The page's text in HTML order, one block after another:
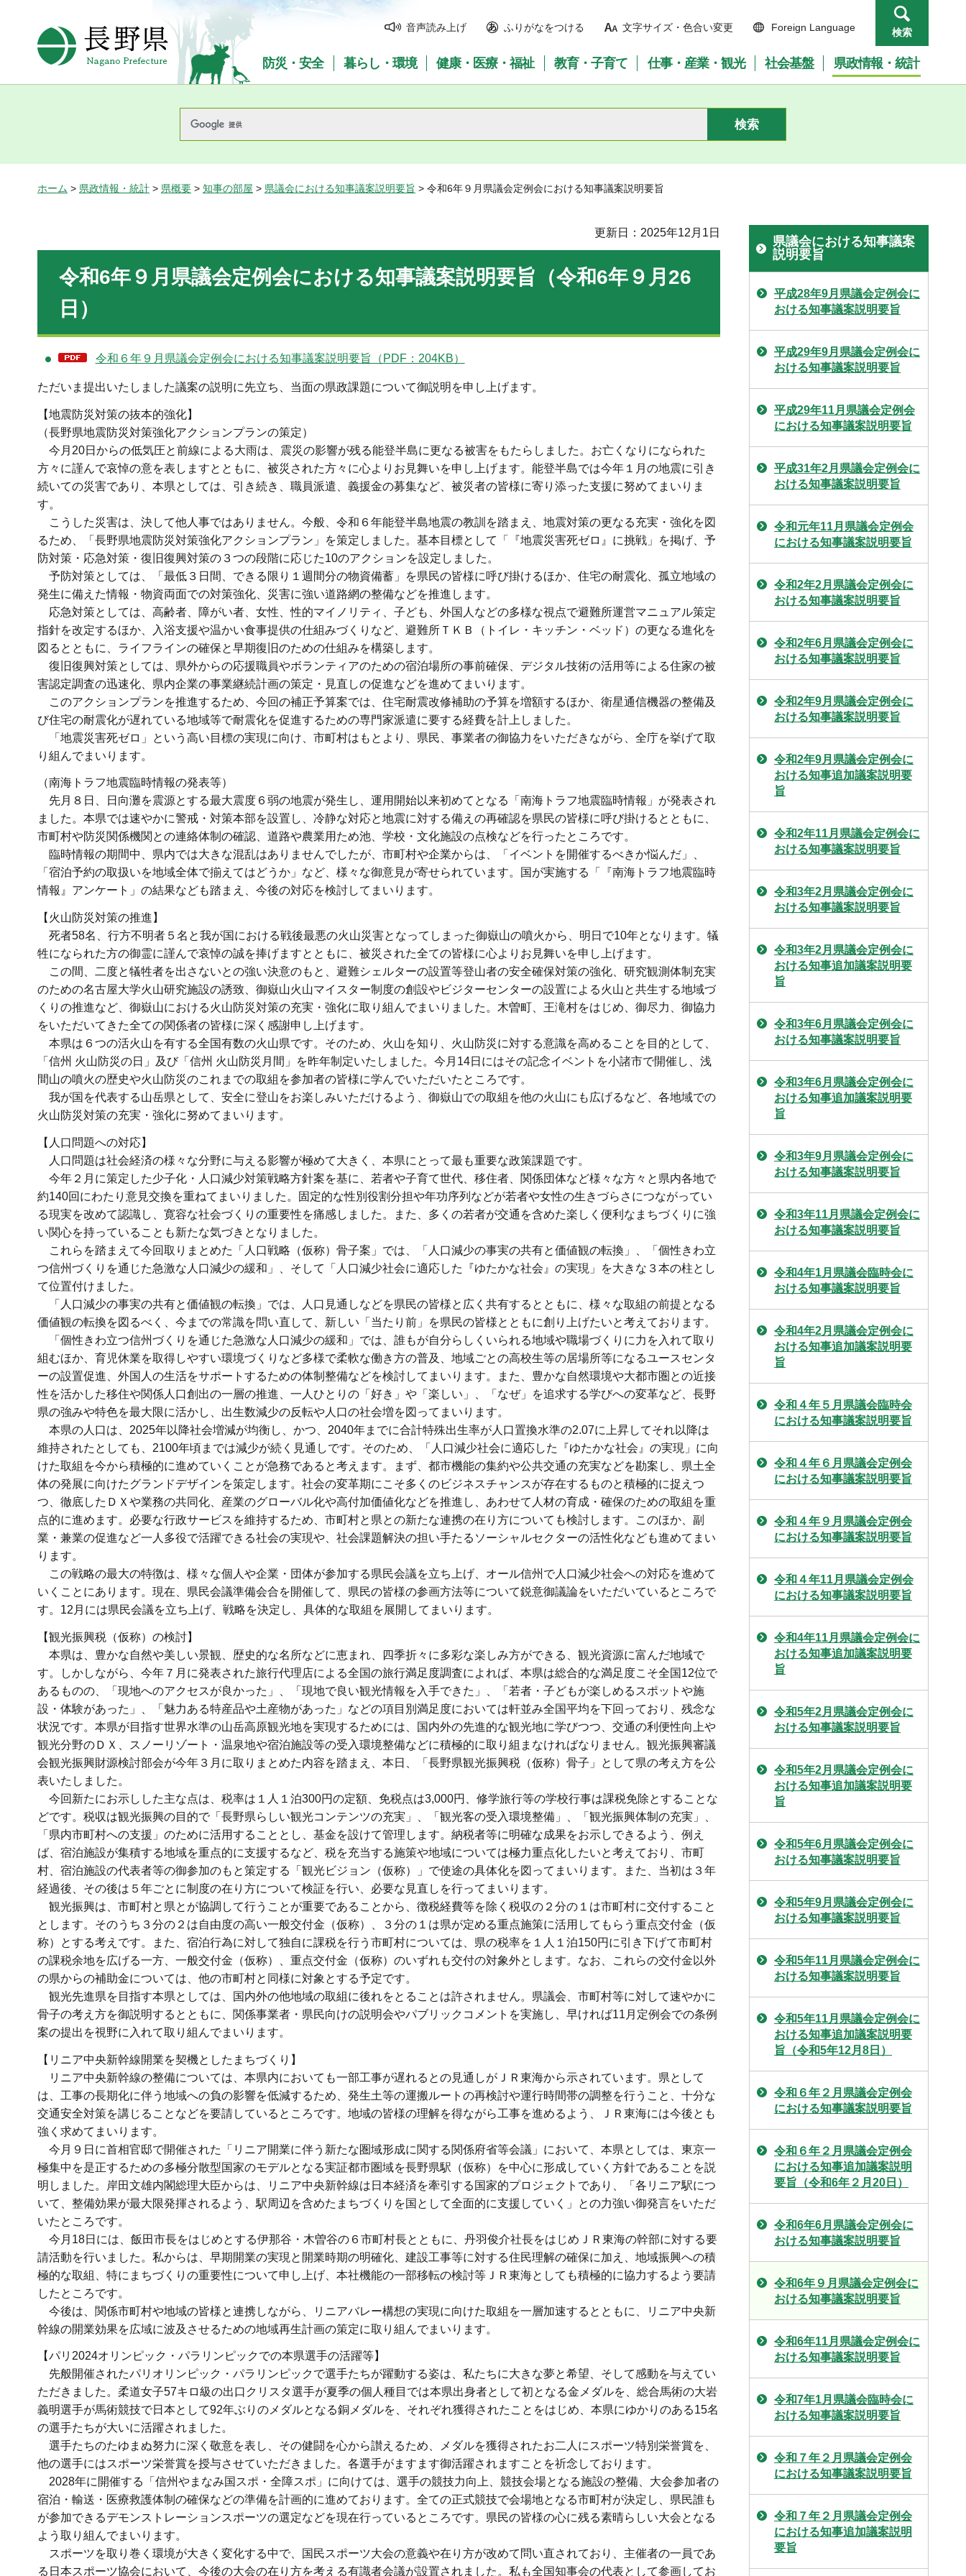
長野県Nagano Prefecture
音声読み上げ ふりがなをつける 文字サイズ・色合い変更 Foreign Language 検索
防災・安全 暮らし・環境 健康・医療・福祉 教育・子育て 仕事・産業・観光 社会基盤 県政情報・統計
ホーム > 県政情報・統計 > 県概要 > 知事の部屋 > 県議会における知事議案説明要旨 > 令和6年９月県議会定例会における知事議案説明要旨
更新日：2025年12月1日
令和6年９月県議会定例会における知事議案説明要旨（令和6年９月26
日）
令和６年９月県議会定例会における知事議案説明要旨（PDF：204KB）
ただいま提出いたしました議案の説明に先立ち、当面の県政課題について御説明を申し上げます。
【地震防災対策の抜本的強化】
（長野県地震防災対策強化アクションプランの策定）
今月20日からの低気圧と前線による大雨は、震災の影響が残る能登半島に更なる被害をもたらしました。お亡くなりになられた
方々に謹んで哀悼の意を表しますとともに、被災された方々に心よりお見舞いを申し上げます。能登半島では今年１月の地震に引き
続いての災害であり、本県としては、引き続き、職員派遣、義援金の募集など、被災者の皆様に寄り添った支援に努めてまいりま
す。
こうした災害は、決して他人事ではありません。今般、令和６年能登半島地震の教訓を踏まえ、地震対策の更なる充実・強化を図
るため、「長野県地震防災対策強化アクションプラン」を策定しました。基本目標として「『地震災害死ゼロ』に挑戦」を掲げ、予
防対策・応急対策・復旧復興対策の３つの段階に応じた10のアクションを設定しました。
予防対策としては、「最低３日間、できる限り１週間分の物資備蓄」を県民の皆様に呼び掛けるほか、住宅の耐震化、孤立地域の
発生に備えた情報・物資両面での対策強化、災害に強い道路網の整備などを推進します。
応急対策としては、高齢者、障がい者、女性、性的マイノリティ、子ども、外国人などの多様な視点で避難所運営マニュアル策定
指針を改定するほか、入浴支援や温かい食事提供の仕組みづくりなど、避難所ＴＫＢ（トイレ・キッチン・ベッド）の更なる進化を
図るとともに、ライフラインの確保と早期復旧のための仕組みを構築します。
復旧復興対策としては、県外からの応援職員やボランティアのための宿泊場所の事前確保、デジタル技術の活用等による住家の被
害認定調査の迅速化、県内企業の事業継続計画の策定・見直しの促進などを進めてまいります。
このアクションプランを推進するため、今回の補正予算案では、住宅耐震改修補助の予算を増額するほか、衛星通信機器の整備及
び住宅の耐震化が遅れている地域等で耐震化を促進するための専門家派遣に要する経費を計上しました。
「地震災害死ゼロ」という高い目標の実現に向け、市町村はもとより、県民、事業者の御協力をいただきながら、全庁を挙げて取
り組んでまいります。
（南海トラフ地震臨時情報の発表等）
先月８日、日向灘を震源とする最大震度６弱の地震が発生し、運用開始以来初めてとなる「南海トラフ地震臨時情報」が発表され
ました。本県では速やかに警戒・対策本部を設置し、冷静な対応と地震に対する備えの再確認を県民の皆様に呼び掛けるとともに、
市町村や防災関係機関との連絡体制の確認、道路や農業用ため池、学校・文化施設の点検などを行ったところです。
臨時情報の期間中、県内では大きな混乱はありませんでしたが、市町村や企業からは、「イベントを開催するべきか悩んだ」、
「宿泊予約の取扱いを地域全体で揃えてはどうか」など、様々な御意見が寄せられています。国が実施する「『南海トラフ地震臨時
情報』アンケート」の結果なども踏まえ、今後の対応を検討してまいります。
【火山防災対策の推進】
死者58名、行方不明者５名と我が国における戦後最悪の火山災害となってしまった御嶽山の噴火から、明日で10年となります。犠
牲になられた方の御霊に謹んで哀悼の誠を捧げますとともに、被災された全ての皆様に心よりお見舞いを申し上げます。
この間、二度と犠牲者を出さないとの強い決意のもと、避難シェルターの設置等登山者の安全確保対策の強化、研究観測体制充実
のための名古屋大学火山研究施設の誘致、御嶽山火山マイスター制度の創設やビジターセンターの設置による火山と共生する地域づ
くりの推進など、御嶽山における火山防災対策の充実・強化に取り組んでまいりました。木曽町、王滝村をはじめ、御尽力、御協力
をいただいてきた全ての関係者の皆様に深く感謝申し上げます。
本県は６つの活火山を有する全国有数の火山県です。そのため、火山を知り、火山防災に対する意識を高めることを目的として、
「信州 火山防災の日」及び「信州 火山防災月間」を昨年制定いたしました。今月14日にはその記念イベントを小諸市で開催し、浅
間山の噴火の歴史や火山防災のこれまでの取組を参加者の皆様に学んでいただいたところです。
我が国を代表する山岳県として、安全に登山をお楽しみいただけるよう、御嶽山での取組を他の火山にも広げるなど、各地域での
火山防災対策の充実・強化に努めてまいります。
【人口問題への対応】
人口問題は社会経済の様々な分野に与える影響が極めて大きく、本県にとって最も重要な政策課題です。
今年２月に策定した少子化・人口減少対策戦略方針案を基に、若者や子育て世代、移住者、関係団体など様々な方々と県内各地で
約140回にわたり意見交換を重ねてまいりました。固定的な性別役割分担や年功序列などが若者や女性の生きづらさにつながってい
る現実を改めて認識し、寛容な社会づくりの重要性を痛感しました。また、多くの若者が交通を含めた楽しく便利なまちづくりに強
い関心を持っていることも新たな気づきとなりました。
これらを踏まえて今回取りまとめた「人口戦略（仮称）骨子案」では、「人口減少の事実の共有と価値観の転換」、「個性きわ立
つ信州づくりを通じた急激な人口減少の緩和」、そして「人口減少社会に適応した『ゆたかな社会』の実現」を大きな３本の柱とし
て位置付けました。
「人口減少の事実の共有と価値観の転換」では、人口見通しなどを県民の皆様と広く共有するとともに、様々な取組の前提となる
価値観の転換を図るべく、今までの常識を問い直して、新しい「当たり前」を県民の皆様とともに創り上げたいと考えております。
「個性きわ立つ信州づくりを通じた急激な人口減少の緩和」では、誰もが自分らしくいられる地域や職場づくりに力を入れて取り
組むほか、育児休業を取得しやすい環境づくりなど多様で柔軟な働き方の普及、地域ごとの高校生等の居場所等になるユースセンタ
ーの設置促進、外国人の生活をサポートするための体制整備などを検討してまいります。また、豊かな自然環境や大都市圏との近接
性を活かした移住や関係人口創出の一層の推進、一人ひとりの「好き」や「楽しい」、「なぜ」を追求する学びへの変革など、長野
県の強みや特色を最大限に活かし、出生数減少の反転や人口の社会増を図ってまいります。
本県の人口は、2025年以降社会増減が均衡し、かつ、2040年までに合計特殊出生率が人口置換水準の2.07に上昇してそれ以降は
維持されたとしても、2100年頃までは減少が続く見通しです。そのため、「人口減少社会に適応した『ゆたかな社会』の実現」に向
けた取組を今から積極的に進めていくことが急務であると考えます。まず、都市機能の集約や公共交通の充実などを勘案し、県土全
体の発展に向けたグランドデザインを策定します。社会の変革期にこそ多くのビジネスチャンスが存在するものと積極的に捉えつ
つ、徹底したＤＸや業務の共同化、産業のグローバル化や高付加価値化などを推進し、あわせて人材の育成・確保のための取組を重
点的に進めます。必要な行政サービスを維持するため、市町村と県との新たな連携の在り方についても検討します。このほか、副
業・兼業の促進など一人多役で活躍できる社会の実現や、社会課題解決の担い手たるソーシャルセクターの活性化なども進めてまい
ります。
この戦略の最大の特徴は、様々な個人や企業・団体が参加する県民会議を立ち上げ、オール信州で人口減少社会への対応を進めて
いくことにあります。現在、県民会議準備会合を開催して、県民の皆様の参画方法等について鋭意御議論をいただいているところで
す。12月には県民会議を立ち上げ、戦略を決定し、具体的な取組を展開してまいります。
【観光振興税（仮称）の検討】
本県は、豊かな自然や美しい景観、歴史的な名所などに恵まれ、四季折々に多彩な楽しみ方ができる、観光資源に富んだ地域で
す。しかしながら、今年７月に発表された旅行代理店による全国の旅行満足度調査によれば、本県は総合的な満足度こそ全国12位で
あるものの、「現地へのアクセスが良かった」、「現地で良い観光情報を入手できた」、「若者・子どもが楽しめるスポットや施
設・体験があった」、「魅力ある特産品や土産物があった」などの項目別満足度においては軒並み全国平均を下回っており、残念な
状況です。本県が目指す世界水準の山岳高原観光地を実現するためには、国内外の先進的な観光地に学びつつ、交通の利便性向上や
観光分野のＤＸ、スノーリゾート・温泉地や宿泊施設等の受入環境整備などに積極的に取り組まなければなりません。観光振興審議
会観光振興財源検討部会が今年３月に取りまとめた内容を踏まえ、本日、「長野県観光振興税（仮称）骨子」として県の考え方を公
表いたしました。
今回新たにお示しした主な点は、税率は１人１泊300円の定額、免税点は3,000円、修学旅行等の学校行事は課税免除とすることな
どです。税収は観光振興の目的で「長野県らしい観光コンテンツの充実」、「観光客の受入環境整備」、「観光振興体制の充実」、
「県内市町村への支援」のために活用することとし、基金を設けて管理します。納税者等に明確な成果をお示しできるよう、例え
ば、宿泊施設が集積する地域を重点的に支援するなど、税を充当する施策や地域については極力重点化したいと考えており、市町
村、宿泊施設の代表者等の御参加のもと策定する「観光ビジョン（仮称）」で使途の具体化を図ってまいります。また、当初は３年
経過後、その後は５年ごとに制度の在り方について検証を行い、必要な見直しを行ってまいります。
観光振興は、市町村と県とが協調して行うことが重要であることから、徴税経費等を除く税収の２分の１は市町村に交付すること
とします。そのうち３分の２は自由度の高い一般交付金（仮称）、３分の１は県が定める重点施策に活用してもらう重点交付金（仮
称）とする考えです。また、宿泊行為に対して独自に課税を行う市町村については、県の税率を１人１泊150円に引き下げて市町村
の課税余地を広げる一方、一般交付金（仮称）、重点交付金（仮称）のいずれも交付の対象外とします。なお、これらの交付金以外
の県からの補助金については、他の市町村と同様に対象とする予定です。
観光先進県を目指す本県としては、国内外の他地域の取組に後れをとることは許されません。県議会、市町村等に対して速やかに
骨子の考え方を御説明するとともに、関係事業者・県民向けの説明会やパブリックコメントを実施し、早ければ11月定例会での条例
案の提出を視野に入れて取り組んでまいります。
【リニア中央新幹線開業を契機としたまちづくり】
リニア中央新幹線の整備については、本県内においても一部工事が遅れるとの見通しがＪＲ東海から示されています。県として
は、工事の長期化に伴う地域への負の影響を低減するため、発生土等の運搬ルートの再検討や運行時間帯の調整を行うこと、十分な
交通安全対策を講じることなどを要請しているところです。地域の皆様の理解を得ながら工事を進めるよう、ＪＲ東海には今後とも
強く求めてまいります。
今月９日に首相官邸で開催された「リニア開業に伴う新たな圏域形成に関する関係府省等会議」において、本県としては、東京一
極集中を是正するための多極分散型国家のモデルとなる実証都市圏域を長野県駅（仮称）を中心に形成していく方針であることを説
明しました。岸田文雄内閣総理大臣からは、リニア中央新幹線は日本経済を牽引する国家的プロジェクトであり、「各リニア駅につ
いて、整備効果が最大限発揮されるよう、駅周辺を含めたまちづくりを国として全面的に支援していく」との力強い御発言をいただ
いたところです。
今月18日には、飯田市長をはじめとする伊那谷・木曽谷の６市町村長とともに、丹羽俊介社長をはじめＪＲ東海の幹部に対する要
請活動を行いました。私からは、早期開業の実現と開業時期の明確化、建設工事等に対する住民理解の確保に加え、地域振興への積
極的な取組、特にまちづくりの重要性について申し上げ、本社機能の一部移転の検討等ＪＲ東海としても積極的に協力するよう要請
したところです。
今後は、関係市町村や地域の皆様と連携しながら、リニアバレー構想の実現に向けた取組を一層加速するとともに、リニア中央新
幹線の開業効果を広域に波及させるための地域再生計画の策定に取り組んでまいります。
【パリ2024オリンピック・パラリンピックでの本県選手の活躍等】
先般開催されたパリオリンピック・パラリンピックで選手たちが躍動する姿は、私たちに大きな夢と希望、そして感動を与えてい
ただきました。柔道女子57キロ級の出口クリスタ選手が夏季の個人種目では本県出身者として初となる金メダルを、総合馬術の大岩
義明選手が馬術競技で日本として92年ぶりのメダルとなる銅メダルを、それぞれ獲得されたことをはじめ、本県にゆかりのある15名
の選手たちが大いに活躍されました。
選手たちのたゆまぬ努力に深く敬意を表し、その健闘を心から讃えるため、メダルを獲得されたお二人にスポーツ特別栄誉賞を、
他の選手にはスポーツ栄誉賞を授与させていただきました。各選手がますます御活躍されますことを祈念しております。
2028年に開催する「信州やまなみ国スポ・全障スポ」に向けては、選手の競技力向上、競技会場となる施設の整備、大会参加者の
宿泊・輸送・医療救護体制の確保などの準備を計画的に進めております。全ての正式競技で会場地となる市町村が決定し、県民誰も
が参加できるデモンストレーションスポーツの選定などを現在行っているところです。県民の皆様の心に残る素晴らしい大会となる
よう取り組んでまいります。
スポーツを取り巻く環境が大きく変化する中で、国民スポーツ大会の意義や在り方が改めて問い直されており、主催者の一員であ
る日本スポーツ協会において、今後の大会の在り方を考える有識者会議が設置されました。私も全国知事会の代表として参画してお
県議会における知事議案
説明要旨
平成28年9月県議会定例会に
おける知事議案説明要旨
平成29年9月県議会定例会に
おける知事議案説明要旨
平成29年11月県議会定例会
における知事議案説明要旨
平成31年2月県議会定例会に
おける知事議案説明要旨
令和元年11月県議会定例会
における知事議案説明要旨
令和2年2月県議会定例会に
おける知事議案説明要旨
令和2年6月県議会定例会に
おける知事議案説明要旨
令和2年9月県議会定例会に
おける知事議案説明要旨
令和2年9月県議会定例会に
おける知事追加議案説明要
旨
令和2年11月県議会定例会に
おける知事議案説明要旨
令和3年2月県議会定例会に
おける知事議案説明要旨
令和3年2月県議会定例会に
おける知事追加議案説明要
旨
令和3年6月県議会定例会に
おける知事議案説明要旨
令和3年6月県議会定例会に
おける知事追加議案説明要
旨
令和3年9月県議会定例会に
おける知事議案説明要旨
令和3年11月県議会定例会に
おける知事議案説明要旨
令和4年1月県議会臨時会に
おける知事議案説明要旨
令和4年2月県議会定例会に
おける知事追加議案説明要
旨
令和４年５月県議会臨時会
における知事議案説明要旨
令和４年６月県議会定例会
における知事議案説明要旨
令和４年９月県議会定例会
における知事議案説明要旨
令和４年11月県議会定例会
における知事議案説明要旨
令和4年11月県議会定例会に
おける知事追加議案説明要
旨
令和5年2月県議会定例会に
おける知事議案説明要旨
令和5年2月県議会定例会に
おける知事追加議案説明要
旨
令和5年6月県議会定例会に
おける知事議案説明要旨
令和5年9月県議会定例会に
おける知事議案説明要旨
令和5年11月県議会定例会に
おける知事議案説明要旨
令和5年11月県議会定例会に
おける知事追加議案説明要
旨（令和5年12月8日）
令和６年２月県議会定例会
における知事議案説明要旨
令和６年２月県議会定例会
における知事追加議案説明
要旨（令和6年２月20日）
令和6年6月県議会定例会に
おける知事議案説明要旨
令和6年９月県議会定例会に
おける知事議案説明要旨
令和6年11月県議会定例会に
おける知事議案説明要旨
令和7年1月県議会臨時会に
おける知事議案説明要旨
令和７年２月県議会定例会
における知事議案説明要旨
令和７年２月県議会定例会
における知事追加議案説明
要旨